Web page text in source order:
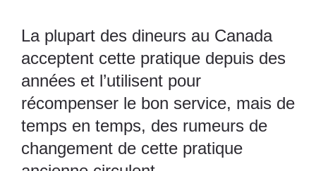
La plupart des dineurs au Canada
acceptent cette pratique depuis des
années et l’utilisent pour
récompenser le bon service, mais de
temps en temps, des rumeurs de
changement de cette pratique